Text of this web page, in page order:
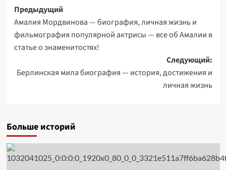
Навигация
записи
Предыдущий
Амалия Мордвинова — биография, личная жизнь и
фильмография популярной актрисы — все об Амалии в
статье о знаменитостях!
Следующий:
Берлинская мила биография — история, достижения и
личная жизнь
Больше историй